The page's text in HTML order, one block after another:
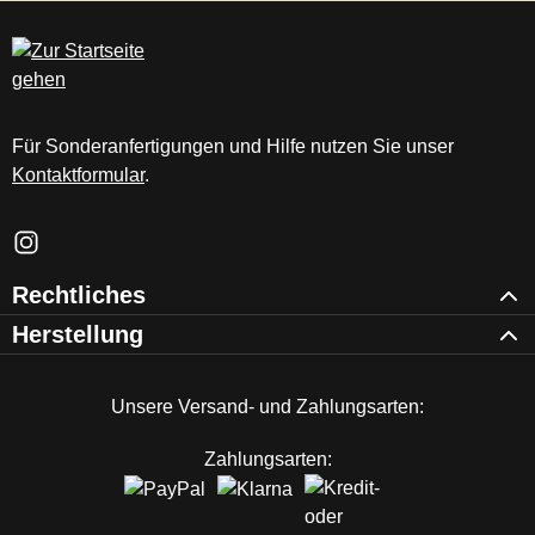
Für Sonderanfertigungen und Hilfe nutzen Sie unser
Kontaktformular.
Schau auf Instagram vorbei – öffnet in neuem Tab (externer
Rechtliches
Herstellung
Unsere Versand- und Zahlungsarten:
Zahlungsarten: